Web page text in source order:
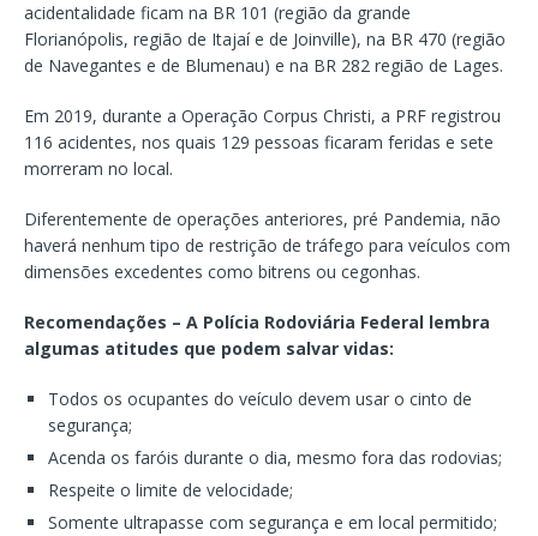
acidentalidade ficam na BR 101 (região da grande
Florianópolis, região de Itajaí e de Joinville), na BR 470 (região
de Navegantes e de Blumenau) e na BR 282 região de Lages.
Em 2019, durante a Operação Corpus Christi, a PRF registrou
116 acidentes, nos quais 129 pessoas ficaram feridas e sete
morreram no local.
Diferentemente de operações anteriores, pré Pandemia, não
haverá nenhum tipo de restrição de tráfego para veículos com
dimensões excedentes como bitrens ou cegonhas.
Recomendações – A Polícia Rodoviária Federal lembra
algumas atitudes que podem salvar vidas:
Todos os ocupantes do veículo devem usar o cinto de
segurança;
Acenda os faróis durante o dia, mesmo fora das rodovias;
Respeite o limite de velocidade;
Somente ultrapasse com segurança e em local permitido;